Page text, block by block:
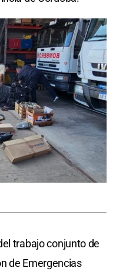
trabajo conjunto de
de Emergencias